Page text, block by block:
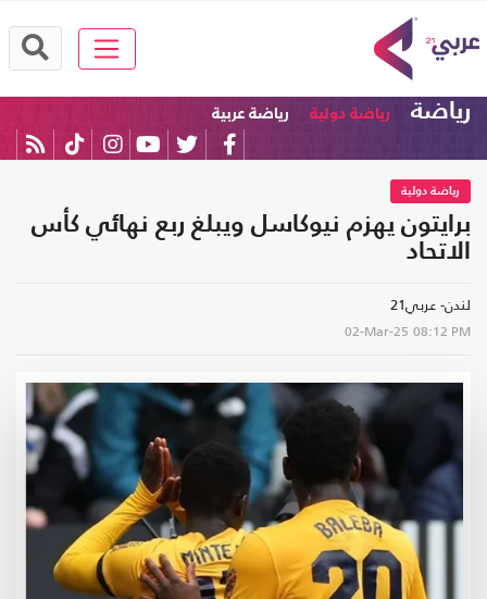
رياضة رياضة دولية رياضة عربية
رياضة دولية
برايتون يهزم نيوكاسل ويبلغ ربع نهائي كأس
الاتحاد
لندن- عربي21
02-Mar-25 08:12 PM